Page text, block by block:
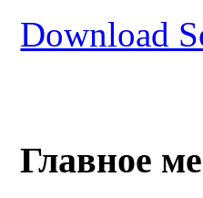
Download
Главное